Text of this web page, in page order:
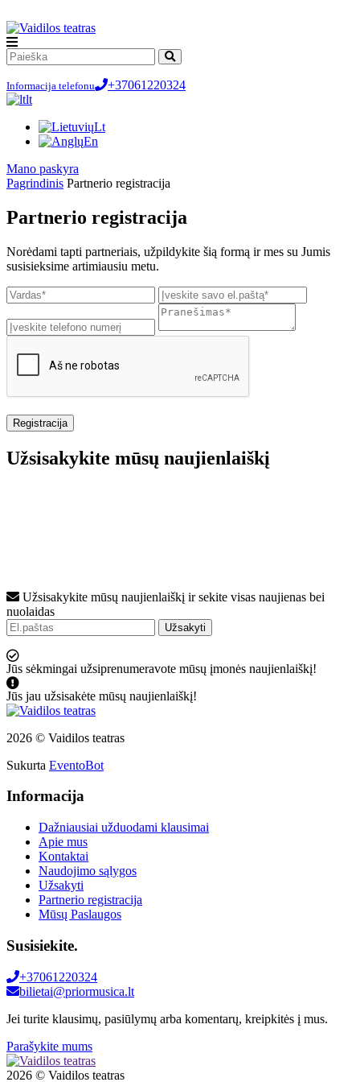
Informacija telefonu
+37061220324
lt
Lt
En
Мano paskyra
Pagrindinis Partnerio registracija
Partnerio registracija
Norėdami tapti partneriais, užpildykite šią formą ir mes su Jumis
susisieksime artimiausiu metu.
Užsisakykite mūsų naujienlaiškį
Užsisakykite mūsų naujienlaiškį ir sekite visas naujienas bei
nuolaidas
Užsakyti
Jūs sėkmingai užsiprenumeravote mūsų įmonės naujienlaiškį!
Jūs jau užsisakėte mūsų naujienlaiškį!
2026 © Vaidilos teatras
Sukurta EventoBot
Informacija
Dažniausiai užduodami klausimai
Apie mus
Kontaktai
Naudojimo sąlygos
Užsakyti
Partnerio registracija
Mūsų Paslaugos
Susisiekite.
+37061220324
bilietai@priormusica.lt
Jei turite klausimų, pasiūlymų arba komentarų, kreipkitės į mus.
Parašykite mums
2026 © Vaidilos teatras